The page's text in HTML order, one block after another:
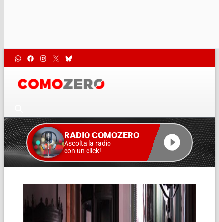
RADIO COMOZERO
Ascolta la radio
con un click!